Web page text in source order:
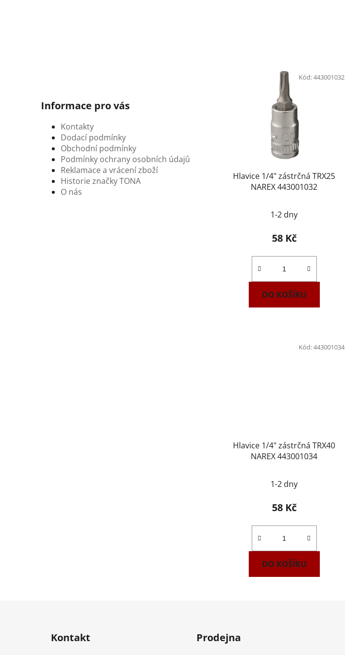
Informace pro vás
Kontakty
Dodací podmínky
Obchodní podmínky
Podmínky ochrany osobních údajů
Reklamace a vrácení zboží
Historie značky TONA
O nás
Hlavice 1/4" zástrčná TRX25
NAREX 443001032
1-2 dny
58 Kč
DO KOŠÍKU
Kód:443001032
Hlavice 1/4" zástrčná TRX40
NAREX 443001034
1-2 dny
58 Kč
DO KOŠÍKU
Kód:443001034
Kontakt Prodejna